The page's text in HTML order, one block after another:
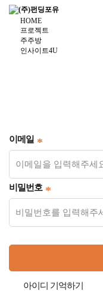
HOME
프로젝트
주주방
인사이트4U
이메일
비밀번호
아이디 기억하기